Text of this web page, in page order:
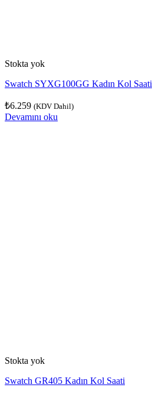
Stokta yok
Swatch SYXG100GG Kadın Kol Saati
₺6.259 (KDV Dahil)
Devamını oku
Stokta yok
Swatch GR405 Kadın Kol Saati